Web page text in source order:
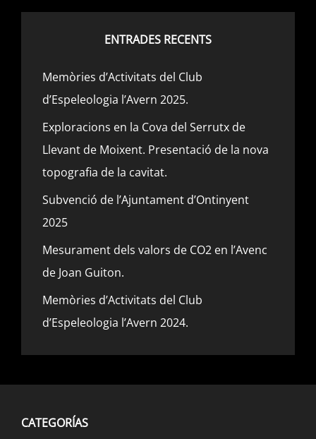
ENTRADES RECENTS
Memòries d’Activitats del Club
d’Espeleologia l’Avern 2025.
Exploracions en la Cova del Serrutx de
Llevant de Moixent. Presentació de la nova
topografia de la cavitat.
Subvenció de l’Ajuntament d’Ontinyent
2025
Mesurament dels valors de CO2 en l’Avenc
de Joan Guiton.
Memòries d’Activitats del Club
d’Espeleologia l’Avern 2024.
CATEGORÍAS